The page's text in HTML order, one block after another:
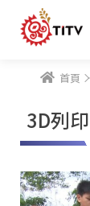
首頁
3D列印